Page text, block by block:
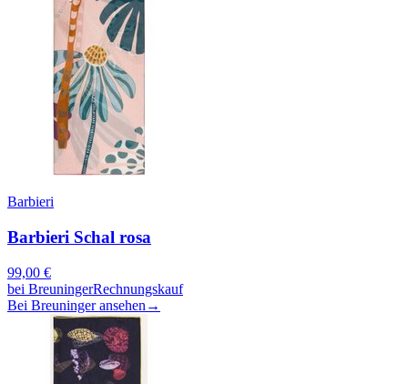
Barbieri
Barbieri Schal rosa
99,00 €
bei BreuningerRechnungskauf
Bei Breuninger ansehen →